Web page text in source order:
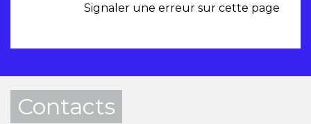
Signaler une erreur sur cette page
Contacts